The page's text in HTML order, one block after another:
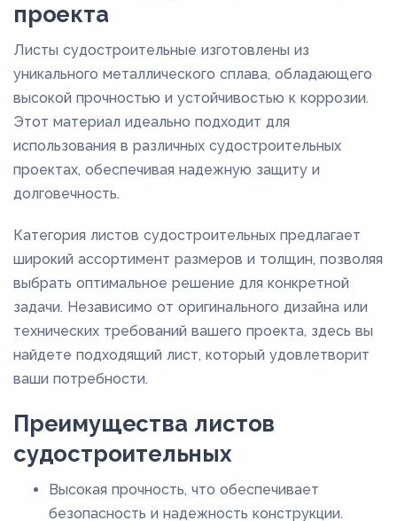
3200
3300
3400
3470
3700
4100
4200
4530
4600
4800
5000
проекта
Листы судостроительные изготовлены из
уникального металлического сплава, обладающего
высокой прочностью и устойчивостью к коррозии.
Этот материал идеально подходит для
использования в различных судостроительных
проектах, обеспечивая надежную защиту и
долговечность.
Категория листов судостроительных предлагает
широкий ассортимент размеров и толщин, позволяя
выбрать оптимальное решение для конкретной
задачи. Независимо от оригинального дизайна или
технических требований вашего проекта, здесь вы
найдете подходящий лист, который удовлетворит
ваши потребности.
Преимущества листов
судостроительных
Высокая прочность, что обеспечивает
безопасность и надежность конструкции.